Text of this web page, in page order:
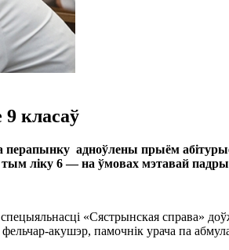
9 класаў
адноўлены прыём
тым ліку 6 — на ўмовах мэтавай
спецыяльнасці «Сястрынская справа»
акушэр, памочнік урача па